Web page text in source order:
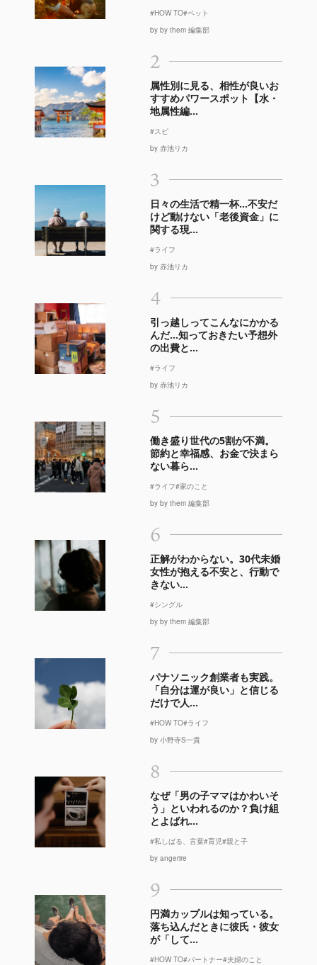
#HOW TO#ペット
by by them 編集部
2
属性別に見る、相性が良いお
すすめパワースポット【水・
地属性編...
#スピ
by 赤池リカ
3
日々の生活で精一杯…不安だ
けど動けない「老後資金」に
関する現...
#ライフ
by 赤池リカ
4
引っ越しってこんなにかかる
んだ…知っておきたい予想外
の出費と...
#ライフ
by 赤池リカ
5
働き盛り世代の5割が不満。
節約と幸福感、お金で決まら
ない暮ら...
#ライフ#家のこと
by by them 編集部
6
正解がわからない。30代未婚
女性が抱える不安と、行動で
きない...
#シングル
by by them 編集部
7
パナソニック創業者も実践。
「自分は運が良い」と信じる
だけで人...
#HOW TO#ライフ
by 小野寺S一貴
8
なぜ「男の子ママはかわいそ
う」といわれるのか？負け組
とよばれ...
#私しばる、言葉#育児#親と子
by angerire
9
円満カップルは知っている。
落ち込んだときに彼氏・彼女
が「して...
#HOW TO#パートナー#夫婦のこと